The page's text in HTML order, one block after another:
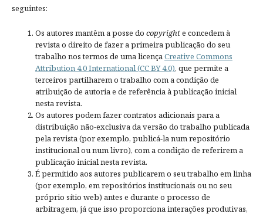
seguintes:
Os autores mantêm a posse do copyrighte concedem à
revista o direito de fazer a primeira publicação do seu
trabalho nos termos de uma licençaCreative Commons
Attribution 4.0 International (CC BY 4.0), que permite a
terceiros partilharem o trabalho com a condição de
atribuição de autoria e de referência à publicação inicial
nesta revista.
Os autores podem fazer contratos adicionais para a
distribuição não-exclusiva da versão do trabalho publicada
pela revista (por exemplo, publicá-la num repositório
institucional ou num livro), com a condição de referirem a
publicação inicial nesta revista.
É permitido aos autores publicarem o seu trabalho em linha
(por exemplo, em repositórios institucionais ou no seu
próprio sítio web) antes e durante o processo de
arbitragem, já que isso proporciona interações produtivas,